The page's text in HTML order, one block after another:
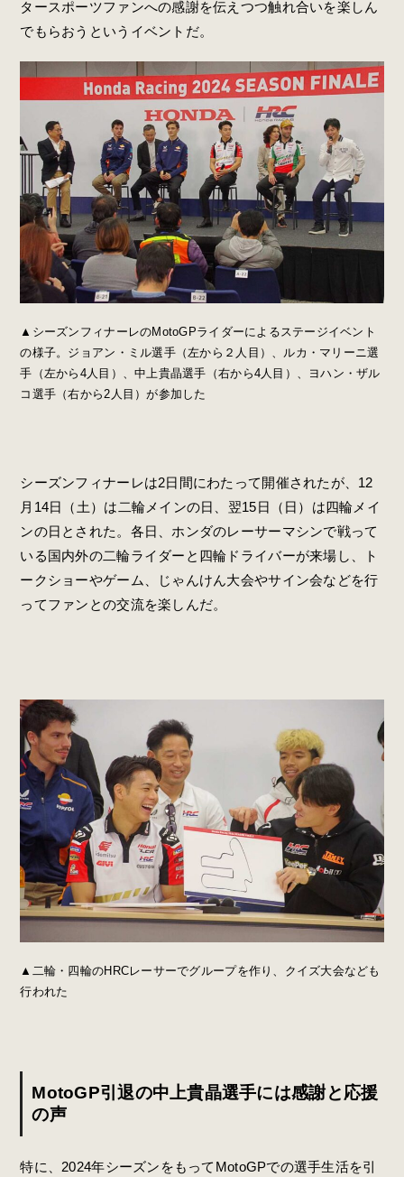
タースポーツファンへの感謝を伝えつつ触れ合いを楽しん
でもらおうというイベントだ。
▲シーズンフィナーレのMotoGPライダーによるステージイベント
の様子。ジョアン・ミル選手（左から２人目）、ルカ・マリーニ選
手（左から4人目）、中上貴晶選手（右から4人目）、ヨハン・ザル
コ選手（右から2人目）が参加した
シーズンフィナーレは2日間にわたって開催されたが、12
月14日（土）は二輪メインの日、翌15日（日）は四輪メイ
ンの日とされた。各日、ホンダのレーサーマシンで戦って
いる国内外の二輪ライダーと四輪ドライバーが来場し、ト
ークショーやゲーム、じゃんけん大会やサイン会などを行
ってファンとの交流を楽しんだ。
▲二輪・四輪のHRCレーサーでグループを作り、クイズ大会なども
行われた
MotoGP引退の中上貴晶選手には感謝と応援
の声
特に、2024年シーズンをもってMotoGPでの選手生活を引